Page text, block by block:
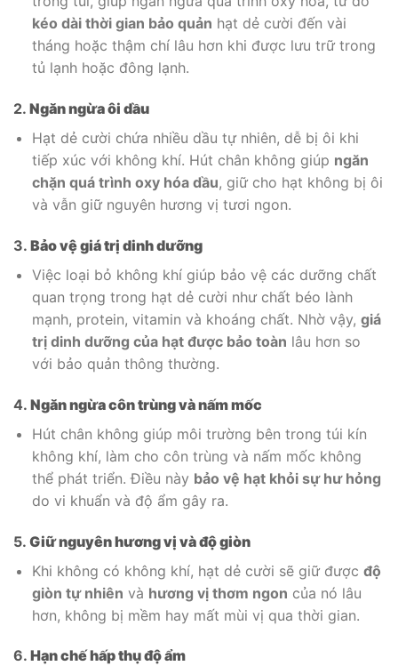
kéo dài thời gian bảo quản hạt dẻ cười đến vài
tháng hoặc thậm chí lâu hơn khi được lưu trữ trong
tủ lạnh hoặc đông lạnh.
2. Ngăn ngừa ôi dầu
Hạt dẻ cười chứa nhiều dầu tự nhiên, dễ bị ôi khi
tiếp xúc với không khí. Hút chân không giúp ngăn
chặn quá trình oxy hóa dầu, giữ cho hạt không bị ôi
và vẫn giữ nguyên hương vị tươi ngon.
3. Bảo vệ giá trị dinh dưỡng
Việc loại bỏ không khí giúp bảo vệ các dưỡng chất
quan trọng trong hạt dẻ cười như chất béo lành
mạnh, protein, vitamin và khoáng chất. Nhờ vậy, giá
trị dinh dưỡng của hạt được bảo toàn lâu hơn so
với bảo quản thông thường.
4. Ngăn ngừa côn trùng và nấm mốc
Hút chân không giúp môi trường bên trong túi kín
không khí, làm cho côn trùng và nấm mốc không
thể phát triển. Điều này bảo vệ hạt khỏi sự hư hỏng
do vi khuẩn và độ ẩm gây ra.
5. Giữ nguyên hương vị và độ giòn
Khi không có không khí, hạt dẻ cười sẽ giữ được độ
giòn tự nhiên và hương vị thơm ngon của nó lâu
hơn, không bị mềm hay mất mùi vị qua thời gian.
6. Hạn chế hấp thụ độ ẩm